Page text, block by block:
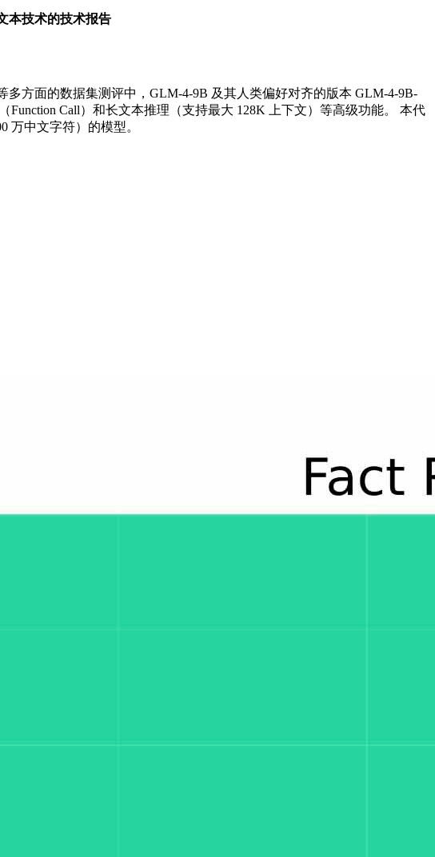
本技术的技术报告
方面的数据集测评中，GLM-4-9B 及其人类偏好对齐的版本 GLM-4-9B-
Call）和长文本推理（支持最大 128K 上下文）等高级功能。 本代
万中文字符）的模型。